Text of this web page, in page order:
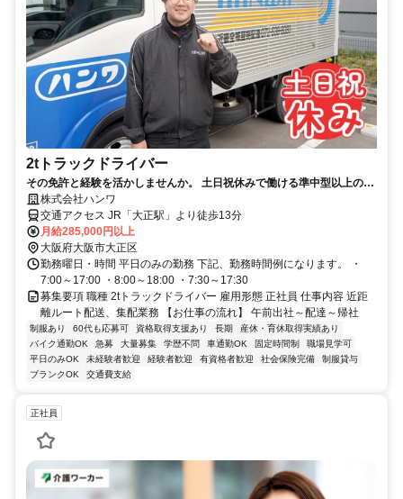
2tトラックドライバー
その免許と経験を活かしませんか。 土日祝休みで働ける準中型以上のド
ライバー募集！
株式会社ハンワ
交通アクセス JR「大正駅」より徒歩13分
月給285,000円以上
大阪府大阪市大正区
勤務曜日・時間 平日のみの勤務 下記、勤務時間例になります。 ・
7:00～17:00 ・8:00～18:00 ・7:30～17:30
募集要項 職種 2tトラックドライバー 雇用形態 正社員 仕事内容 近距
離ルート配送、集配業務 【お仕事の流れ】 午前出社～配達～帰社
制服あり 60代も応募可 資格取得支援あり 長期
産休・育休取得実績あり
バイク通勤OK
急募 大量募集 学歴不問 車通勤OK 固定時間制
職場見学可
平日のみOK
未経験者歓迎 経験者歓迎 有資格者歓迎 社会保険完備
制服貸与
ブランクOK
交通費支給
正社員